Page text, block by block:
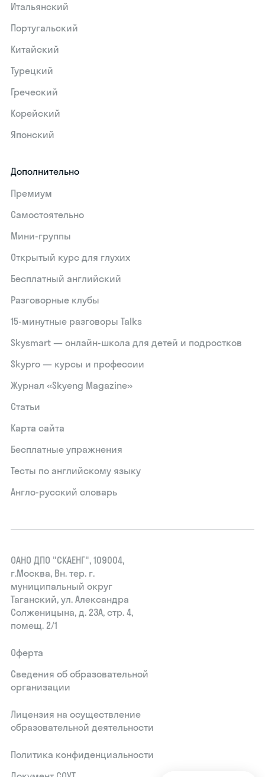
Итальянский
Португальский
Китайский
Турецкий
Греческий
Корейский
Японский
Дополнительно
Премиум
Самостоятельно
Мини-группы
Открытый курс для глухих
Бесплатный английский
Разговорные клубы
15‑минутные разговоры Talks
Skysmart — онлайн-школа для детей и подростков
Skypro — курсы и профессии
Журнал «Skyeng Magazine»
Статьи
Карта сайта
Бесплатные упражнения
Тесты по английскому языку
Англо-русский словарь
ОАНО ДПО "СКАЕНГ", 109004,
г.Москва, Вн. тер. г.
муниципальный округ
Таганский, ул. Александра
Солженицына, д. 23А, стр. 4,
помещ. 2/1
Оферта
Сведения об образовательной
организации
Лицензия на осуществление
образовательной деятельности
Политика конфиденциальности